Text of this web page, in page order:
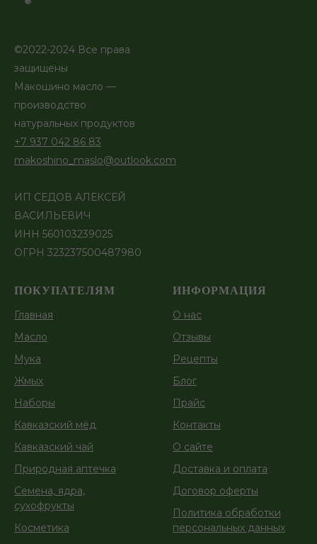
©2022-2024 Все права
защищены
Макошино масло —
производство
натуральных продуктов
+7 937 042 86 83
makoshino_maslo@outlook.com
ИП СЕДОВ АЛЕКСЕЙ
ВАСИЛЬЕВИЧ
ИНН 560103239025
ОГРН 323237500487980
ПОКУПАТЕЛЯМ
Главная
Масло
Мука
Жмых
Наборы
Кавказский мёд
Кавказский чай
Природная аптечка
Семена, ядра,
сухофрукты
Косметика
ИНФОРМАЦИЯ
О нас
Отзывы
Рецепты
Блог
Прайс
Контакты
О сайте
Доставка и оплата
Договор оферты
Политика обработки
персональных данных